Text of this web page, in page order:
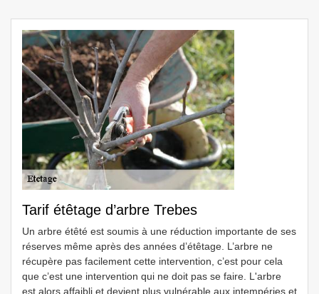
Tarif étêtage d’arbre Trebes
Un arbre étêté est soumis à une réduction importante de ses
réserves même après des années d’étêtage. L’arbre ne
récupère pas facilement cette intervention, c’est pour cela
que c’est une intervention qui ne doit pas se faire. L'arbre
est alors affaibli et devient plus vulnérable aux intempéries et